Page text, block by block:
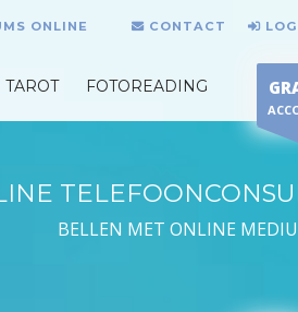
ONLINE CONTACT
TAROT FOTOREADING
BELLEN MET ONLINE